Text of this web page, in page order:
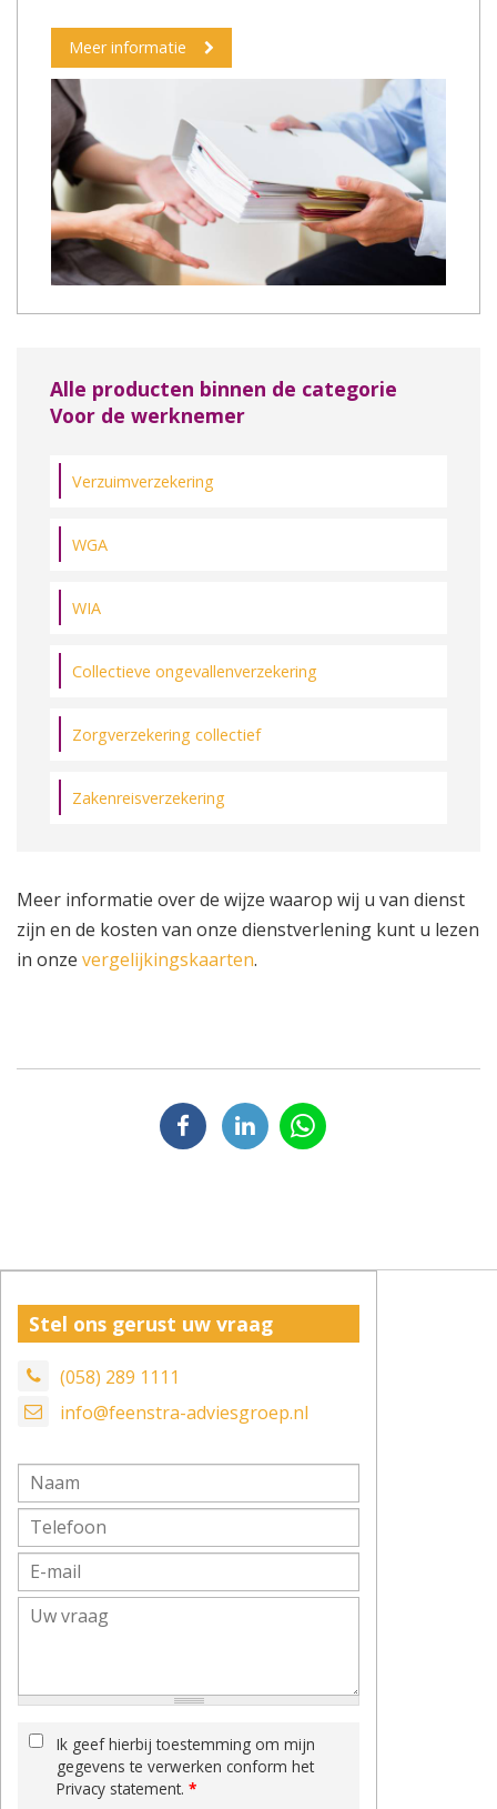
Meer informatie
Alle producten binnen de categorie
Voor de werknemer
Verzuimverzekering
WGA
WIA
Collectieve ongevallenverzekering
Zorgverzekering collectief
Zakenreisverzekering
Meer informatie over de wijze waarop wij u van dienst
zijn en de kosten van onze dienstverlening kunt u lezen
in onze vergelijkingskaarten.
Stel ons gerust uw vraag
(058) 289 1111
info@feenstra-adviesgroep.nl
Ik geef hierbij toestemming om mijn
gegevens te verwerken conform het
Privacy statement. *